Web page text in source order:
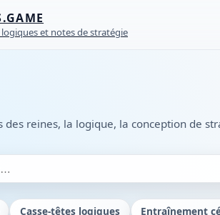
logiques et notes de stratégie
des reines, la logique, la conception de
Casse-têtes logiques Entraînement